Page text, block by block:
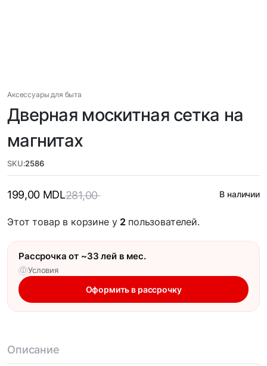
Аксессуары для быта
Дверная москитная сетка на
магнитах
SKU:2586
281,00
199,00 MDL В наличии
Этот товар в корзине у2 пользователей.
Рассрочка от ~33 лей в мес.
ⓘ Условия
Оформить в рассрочку
Описание